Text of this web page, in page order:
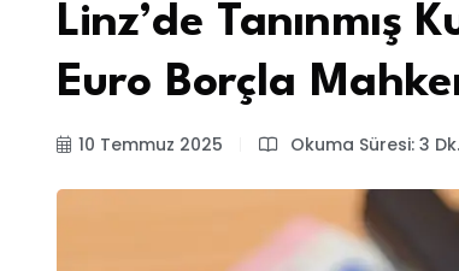
Linz’de Tanınmış
Euro Borçla
10 Temmuz 2025 Okuma Süresi: 3 Dk.